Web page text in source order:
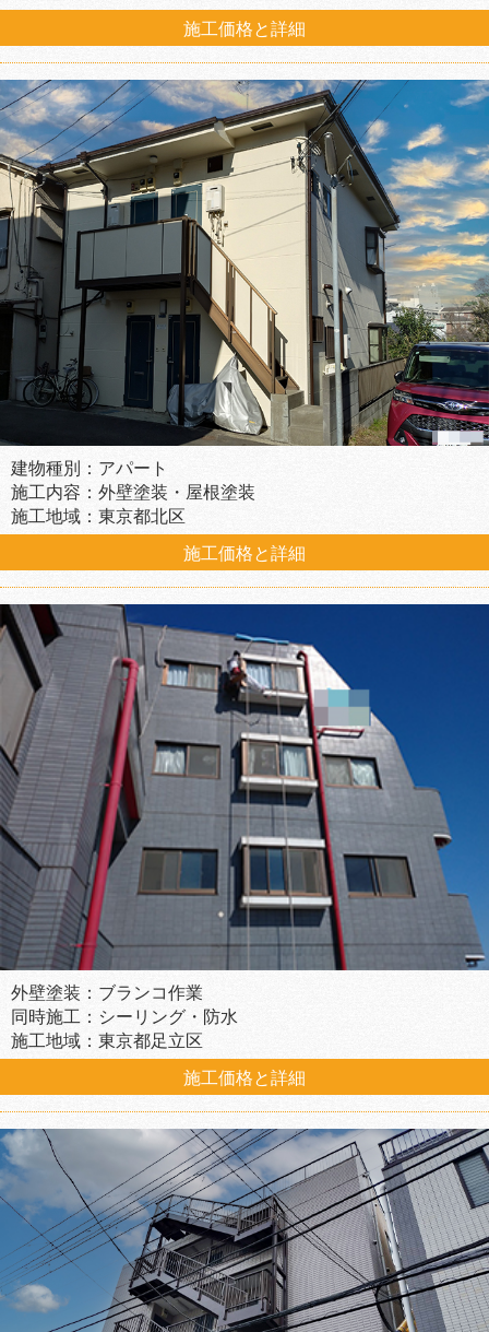
施工価格と詳細
建物種別：アパート
施工内容：外壁塗装・屋根塗装
施工地域：東京都北区
施工価格と詳細
外壁塗装：ブランコ作業
同時施工：シーリング・防水
施工地域：東京都足立区
施工価格と詳細